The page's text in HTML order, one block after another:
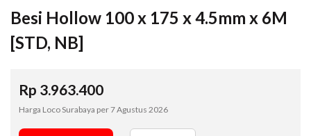
Besi Hollow 100 x 175 x 4.5mm x 6M
[STD, NB]
Rp 3.963.400
Harga Loco Surabaya per7 Agustus 2026